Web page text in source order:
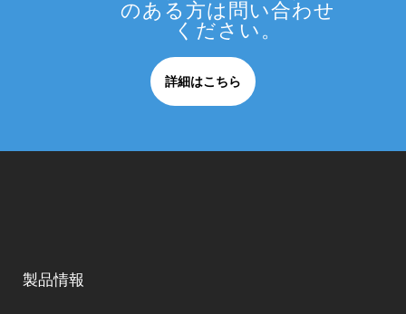
のある方は問い合わせ
ください。
詳細はこちら
製品情報